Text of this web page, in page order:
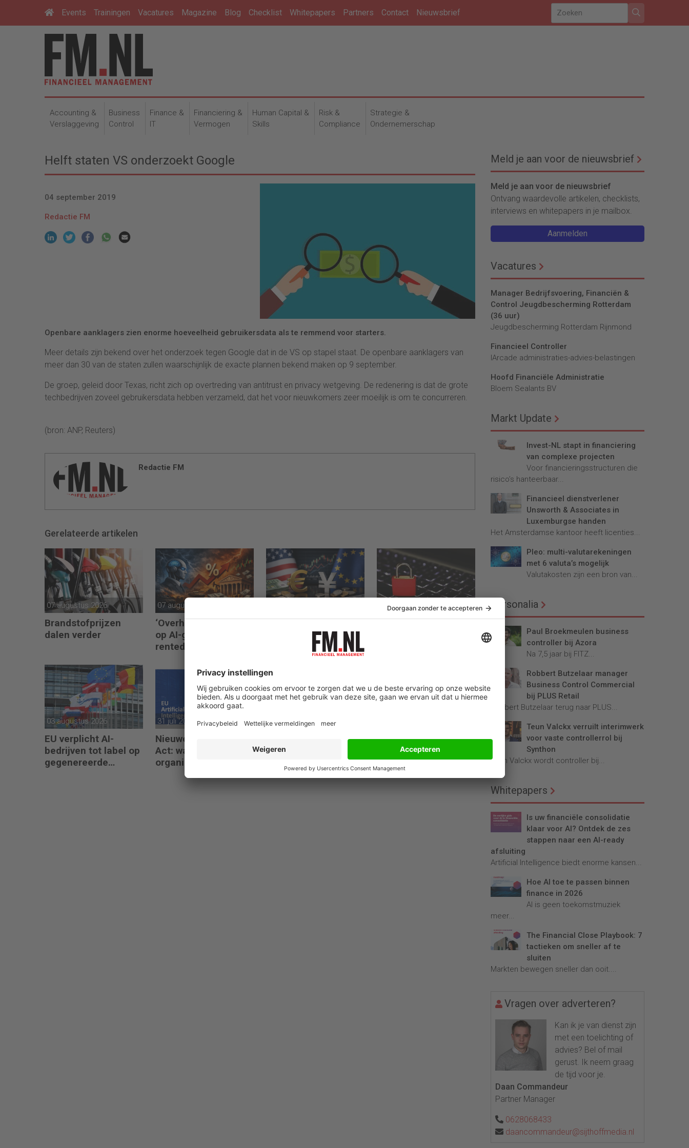
Events Trainingen Vacatures Magazine Blog Checklist Whitepapers Partners Contact Nieuwsbrief
Accounting &
Verslaggeving
Business
Control
Finance &
IT
Financiering &
Vermogen
Human Capital &
Skills
Risk &
Compliance
Strategie &
Ondernemerschap
Helft staten VS onderzoekt Google
04 september 2019
Redactie FM
Openbare aanklagers zien enorme hoeveelheid gebruikersdata als te remmend voor starters.
Meer details zijn bekend over het onderzoek tegen Google dat in de VS op stapel staat. De openbare aanklagers van
meer dan 30 van de staten zullen waarschijnlijk de exacte plannen bekend maken op 9 september.
De groep, geleid door Texas, richt zich op overtreding van antitrust en privacy wetgeving. De redenering is dat de grote
techbedrijven zoveel gebruikersdata hebben verzameld, dat het voor nieuwkomers zeer moeilijk is om te concurreren.
(bron: ANP, Reuters)
Redactie FM
Gerelateerde artikelen
07 augustus 2026
Brandstofprijzen
dalen verder
07 augustus 2026
‘Overheden gokken
op AI-groei als
rentedemper’
VS overrompelde
ECB met ingreep op
valutamarkt
04 augustus 2026
AI-aanvallen jagen
03 augustus 2026
EU verplicht AI-
bedrijven tot label op
gegenereerde
31 juli 2026
Nieuwe fase EU AI
Act: wat moeten
organisaties vanaf
augustus 2026
28 juli 2026
Smaadzaak van 10
miljard? Dan moet
boeken laten zien
Rechter maakt
gehakt van fiscale
valkuil bij verkoop
aandelen door
Meld je aan voor de nieuwsbrief
Meld je aan voor de nieuwsbrief
Ontvang waardevolle artikelen, checklists,
interviews en whitepapers in je mailbox.
Aanmelden
Vacatures
Manager Bedrijfsvoering, Financiën &
Control Jeugdbescherming Rotterdam
(36 uur)
Jeugdbescherming Rotterdam Rijnmond
Financieel Controller
lArcade administraties-advies-belastingen
Hoofd Financiële Administratie
Bloem Sealants BV
Markt Update
Invest-NL stapt in financiering
van complexe projecten
Voor financieringsstructuren die
risico’s hanteerbaar...
Financieel dienstverlener
Unsworth & Associates in
Luxemburgse handen
Het Amsterdamse kantoor heeft licenties...
Pleo: multi-valutarekeningen
met 6 valuta’s mogelijk
Valutakosten zijn een bron van...
Personalia
Paul Broekmeulen business
controller bij Azora
Na 7,5 jaar bij FITZ...
Robbert Butzelaar manager
Business Control Commercial
bij PLUS Retail
Robbert Butzelaar terug naar PLUS...
Teun Valckx verruilt interimwerk
voor vaste controllerrol bij
Synthon
Teun Valckx wordt controller bij...
Whitepapers
Is uw financiële consolidatie
klaar voor AI? Ontdek de zes
stappen naar een AI-ready
afsluiting
Artificial Intelligence biedt enorme kansen...
Hoe AI toe te passen binnen
finance in 2026
AI is geen toekomstmuziek
meer...
The Financial Close Playbook: 7
tactieken om sneller af te
sluiten
Markten bewegen sneller dan ooit....
Vragen over adverteren?
Kan ik je van dienst zijn
met een toelichting of
advies? Bel of mail
gerust. Ik neem graag
de tijd voor je.
Daan Commandeur
Partner Manager
0628068433
daancommandeur@sijthoffmedia.nl